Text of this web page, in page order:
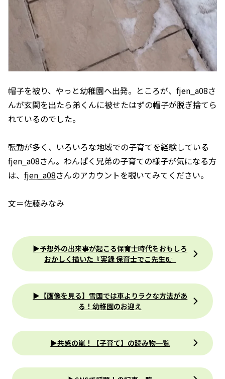
帽子を被り、やっと幼稚園へ出発。ところが、fjen_a08さ
んが玄関を出たら弟くんに被せたはずの帽子が脱ぎ捨てら
れているのでした。
転勤が多く、いろいろな地域での子育てを経験している
fjen_a08さん。わんぱく兄弟の子育ての様子が気になる方
は、 fjen_a08さんのアカウントを覗いてみてください。
文＝佐藤みなみ
▶︎予想外の出来事が起こる保育士時代をおもしろ
おかしく描いた『実録 保育士でこ先生6』
▶︎【画像を見る】雪国では車よりラクな方法があ
る！幼稚園のお迎え
▶︎共感の嵐！【子育て】の読み物一覧